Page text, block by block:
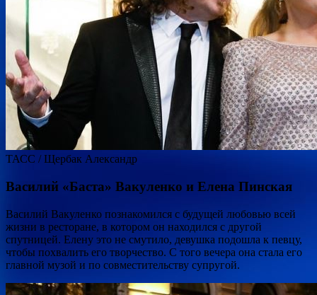
ТАСС / Щербак Александр
Василий «Баста» Вакуленко и Елена Пинская
Василий Вакуленко познакомился с будущей любовью всей
жизни в ресторане, в котором он находился с другой
спутницей. Елену это не смутило, девушка подошла к певцу,
чтобы похвалить его творчество. С того вечера она стала его
главной музой и по совместительству супругой.